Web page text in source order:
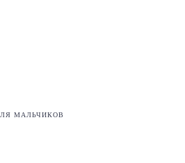
МАЛЬЧИКОВ